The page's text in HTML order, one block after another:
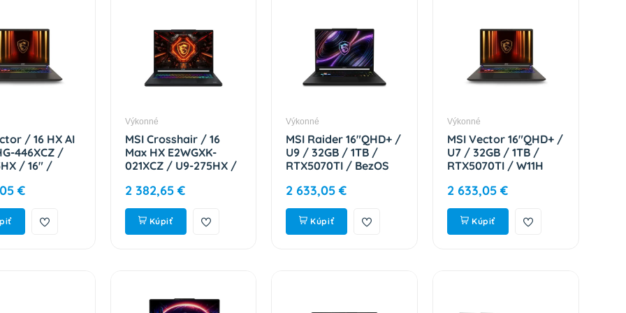
/ 16 HX AI
446XCZ /
/ 16" /
5070Ti /
/ 2R 9S7-
446
€
Výkonné
MSI Crosshair / 16
Max HX E2WGXK-
021XCZ / U9-275HX /
32GB / 1TB / RTX
5070 / bez OS / Black
/ 2R 9S7-265232-021
2 382,65 €
Kúpiť
Výkonné
MSI Raider 16"QHD+ /
U9 / 32GB / 1TB /
RTX5070TI / BezOS
2 633,05 €
Kúpiť
Výkonné
MSI Vector 16"QHD+ /
U7 / 32GB / 1TB /
RTX5070TI / W11H
2 633,05 €
Kúpiť